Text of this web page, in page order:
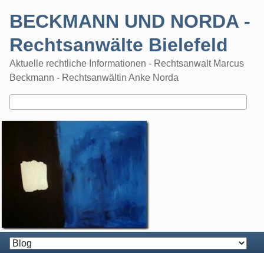
BECKMANN UND NORDA -
Rechtsanwälte Bielefeld
Aktuelle rechtliche Informationen - Rechtsanwalt Marcus
Beckmann - Rechtsanwältin Anke Norda